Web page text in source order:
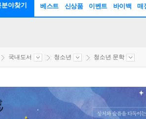
야찾기 베스트 신상품 이벤트 바이백 매
국내도서 청소년 청소년 문학